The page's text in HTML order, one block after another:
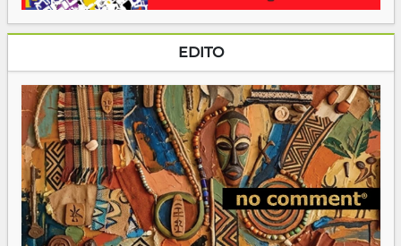
EDITO